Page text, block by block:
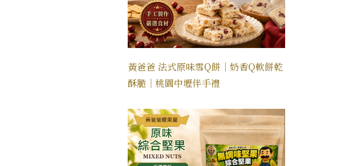
黃爸爸 法式原味雪Q餅｜奶香Q軟餅乾
酥脆｜桃園中壢伴手禮